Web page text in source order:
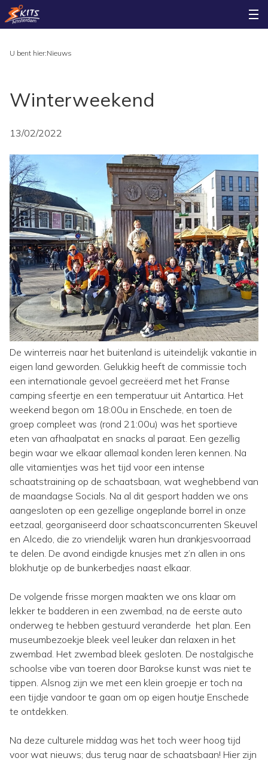
U bent hier:Nieuws
Winterweekend
13/02/2022
De winterreis naar het buitenland is uiteindelijk vakantie in
eigen land geworden. Gelukkig heeft de commissie toch
een internationale gevoel gecreëerd met het Franse
camping sfeertje en een temperatuur uit Antartica. Het
weekend begon om 18:00u in Enschede, en toen de
groep compleet was (rond 21:00u) was het sportieve
eten van afhaalpatat en snacks al paraat. Een gezellig
begin waar we elkaar allemaal konden leren kennen. Na
alle vitamientjes was het tijd voor een intense
schaatstraining op de schaatsbaan, wat weghebbend van
de maandagse Socials. Na al dit gesport hadden we ons
aangesloten op een gezellige ongeplande borrel in onze
eetzaal, georganiseerd door schaatsconcurrenten Skeuvel
en Alcedo, die zo vriendelijk waren hun drankjesvoorraad
te delen. De avond eindigde knusjes met z’n allen in ons
blokhutje op de bunkerbedjes naast elkaar.
De volgende frisse morgen maakten we ons klaar om
lekker te badderen in een zwembad, na de eerste auto
onderweg te hebben gestuurd veranderde het plan. Een
museumbezoekje bleek veel leuker dan relaxen in het
zwembad. Het zwembad bleek gesloten. De nostalgische
schoolse vibe van toeren door Barokse kunst was niet te
tippen. Alsnog zijn we met een klein groepje er toch na
een tijdje vandoor te gaan om op eigen houtje Enschede
te ontdekken.
Na deze culturele middag was het toch weer hoog tijd
voor wat nieuws; dus terug naar de schaatsbaan! Hier zijn